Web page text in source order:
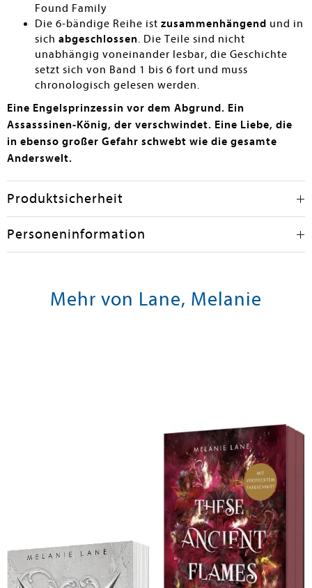
Found Family
Die 6-bändige Reihe ist zusammenhängend und in
sich abgeschlossen. Die Teile sind nicht
unabhängig voneinander lesbar, die Geschichte
setzt sich von Band 1 bis 6 fort und muss
chronologisch gelesen werden.
Eine Engelsprinzessin vor dem Abgrund. Ein
Assasssinen-König, der verschwindet. Eine Liebe, die
in ebenso großer Gefahr schwebt wie die gesamte
Anderswelt.
Produktsicherheit
Personeninformation
Mehr von Lane, Melanie